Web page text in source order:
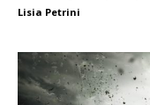
Lisia Petrini